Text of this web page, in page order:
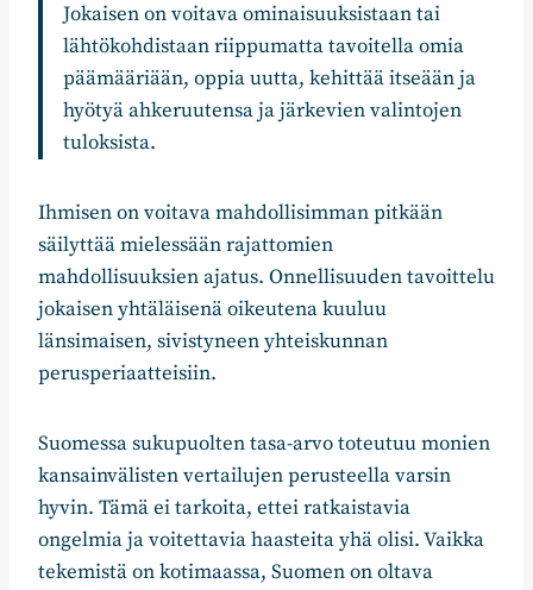
Jokaisen on voitava ominaisuuksistaan tai
lähtökohdistaan riippumatta tavoitella omia
päämääriään, oppia uutta, kehittää itseään ja
hyötyä ahkeruutensa ja järkevien valintojen
tuloksista.
Ihmisen on voitava mahdollisimman pitkään
säilyttää mielessään rajattomien
mahdollisuuksien ajatus. Onnellisuuden tavoittelu
jokaisen yhtäläisenä oikeutena kuuluu
länsimaisen, sivistyneen yhteiskunnan
perusperiaatteisiin.
Suomessa sukupuolten tasa-arvo toteutuu monien
kansainvälisten vertailujen perusteella varsin
hyvin. Tämä ei tarkoita, ettei ratkaistavia
ongelmia ja voitettavia haasteita yhä olisi. Vaikka
tekemistä on kotimaassa, Suomen on oltava